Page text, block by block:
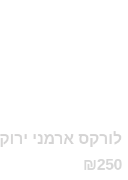
לורקס ארמני ירוק
₪250